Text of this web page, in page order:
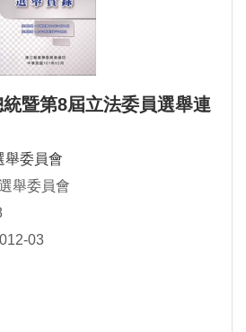
暨第8屆立法委員選舉連
舉委員會
舉委員會
03